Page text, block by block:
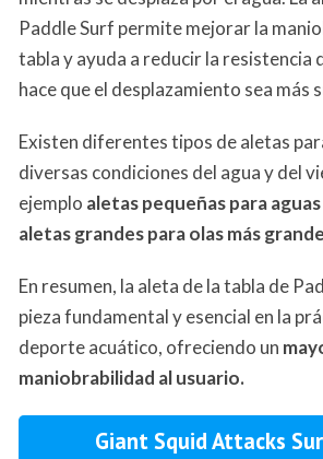
Paddle Surf permite mejorar la
tabla y ayuda a reducir la resistencia
hace que el desplazamiento sea más
Existen diferentes tipos de aletas
diversas condiciones del agua y del
ejemplo aletas pequeñas para
aletas grandes para olas más
En resumen, la aleta de la tabla de
pieza fundamental y esencial en la
deporte acuático, ofreciendo un
maniobrabilidad al usuario.
Giant Squid Attacks